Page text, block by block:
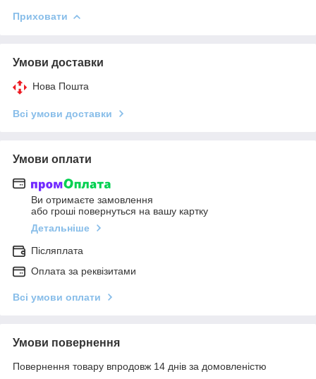
Приховати
Умови доставки
Нова Пошта
Всі умови доставки
Умови оплати
Ви отримаєте замовлення
або гроші повернуться на вашу картку
Детальніше
Післяплата
Оплата за реквізитами
Всі умови оплати
Умови повернення
Повернення товару впродовж 14 днів за домовленістю